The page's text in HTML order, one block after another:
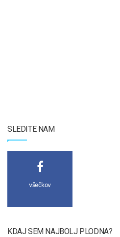
SLEDITE NAM
všečkov
KDAJ SEM NAJBOLJ PLODNA?